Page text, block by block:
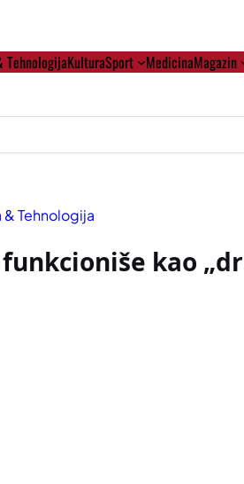
TehnologijaKulturaSport MedicinaMagazin
& Tehnologija
kao